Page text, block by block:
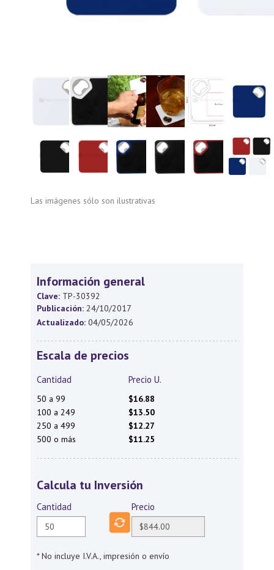
Las imágenes sólo son ilustrativas
Información general
Clave: TP-30392
Publicación: 24/10/2017
Actualizado: 04/05/2026
Escala de precios
Cantidad Precio U.
50 a 99
$16.88
100 a 249
$13.50
250 a 499
$12.27
500 o más
$11.25
Calcula tu Inversión
Cantidad Precio
* No incluye I.V.A., impresión o envío